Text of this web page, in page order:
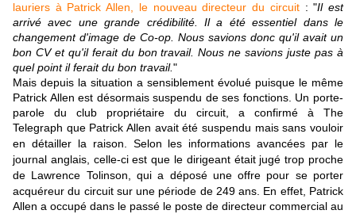
lauriers à Patrick Allen, le nouveau directeur du circuit: "Il est
arrivé avec une grande crédibilité. Il a été essentiel dans le
changement d'image de Co-op. Nous savions donc qu'il avait un
bon CV et qu'il ferait du bon travail. Nous ne savions juste pas à
quel point il ferait du bon travail."
Mais depuis la situation a sensiblement évolué puisque le même
Patrick Allen est désormais suspendu de ses fonctions. Un porte-
parole du club propriétaire du circuit, a confirmé à The
Telegraph que Patrick Allen avait été suspendu mais sans vouloir
en détailler la raison. Selon les informations avancées par le
journal anglais, celle-ci est que le dirigeant était jugé trop proche
de Lawrence Tolinson, qui a déposé une offre pour se porter
acquéreur du circuit sur une période de 249 ans. En effet, Patrick
Allen a occupé dans le passé le poste de directeur commercial au